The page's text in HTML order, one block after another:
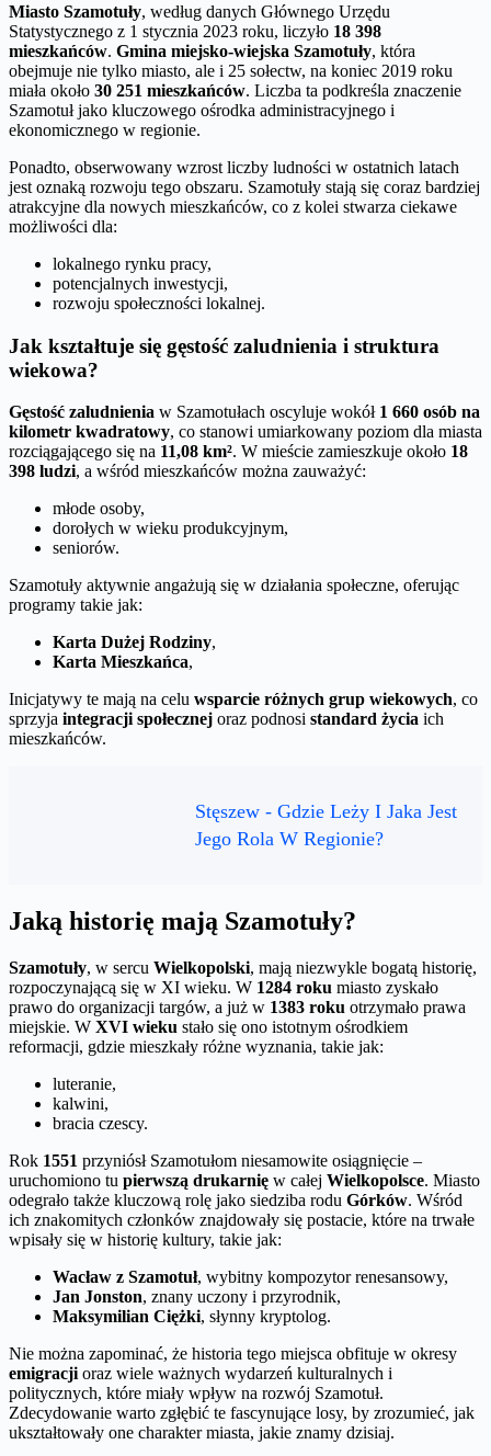
Miasto Szamotuły, według danych Głównego Urzędu
Statystycznego z 1 stycznia 2023 roku, liczyło 18 398
mieszkańców. Gmina miejsko-wiejska Szamotuły, która
obejmuje nie tylko miasto, ale i 25 sołectw, na koniec 2019 roku
miała około 30 251 mieszkańców. Liczba ta podkreśla znaczenie
Szamotuł jako kluczowego ośrodka administracyjnego i
ekonomicznego w regionie.
Ponadto, obserwowany wzrost liczby ludności w ostatnich latach
jest oznaką rozwoju tego obszaru. Szamotuły stają się coraz bardziej
atrakcyjne dla nowych mieszkańców, co z kolei stwarza ciekawe
możliwości dla:
lokalnego rynku pracy,
potencjalnych inwestycji,
rozwoju społeczności lokalnej.
Jak kształtuje się gęstość zaludnienia i struktura
wiekowa?
Gęstość zaludnienia w Szamotułach oscyluje wokół 1 660 osób na
kilometr kwadratowy, co stanowi umiarkowany poziom dla miasta
rozciągającego się na 11,08 km². W mieście zamieszkuje około 18
398 ludzi, a wśród mieszkańców można zauważyć:
młode osoby,
dorołych w wieku produkcyjnym,
seniorów.
Szamotuły aktywnie angażują się w działania społeczne, oferując
programy takie jak:
Karta Dużej Rodziny,
Karta Mieszkańca,
Inicjatywy te mają na celu wsparcie różnych grup wiekowych, co
sprzyja integracji społecznej oraz podnosi standard życia ich
mieszkańców.
Stęszew - Gdzie Leży I Jaka Jest
Jego Rola W Regionie?
Jaką historię mają Szamotuły?
Szamotuły, w sercu Wielkopolski, mają niezwykle bogatą historię,
rozpoczynającą się w XI wieku. W 1284 roku miasto zyskało
prawo do organizacji targów, a już w 1383 roku otrzymało prawa
miejskie. W XVI wieku stało się ono istotnym ośrodkiem
reformacji, gdzie mieszkały różne wyznania, takie jak:
luteranie,
kalwini,
bracia czescy.
Rok 1551 przyniósł Szamotułom niesamowite osiągnięcie –
uruchomiono tu pierwszą drukarnię w całej Wielkopolsce. Miasto
odegrało także kluczową rolę jako siedziba rodu Górków. Wśród
ich znakomitych członków znajdowały się postacie, które na trwałe
wpisały się w historię kultury, takie jak:
Wacław z Szamotuł, wybitny kompozytor renesansowy,
Jan Jonston, znany uczony i przyrodnik,
Maksymilian Ciężki, słynny kryptolog.
Nie można zapominać, że historia tego miejsca obfituje w okresy
emigracji oraz wiele ważnych wydarzeń kulturalnych i
politycznych, które miały wpływ na rozwój Szamotuł.
Zdecydowanie warto zgłębić te fascynujące losy, by zrozumieć, jak
ukształtowały one charakter miasta, jakie znamy dzisiaj.